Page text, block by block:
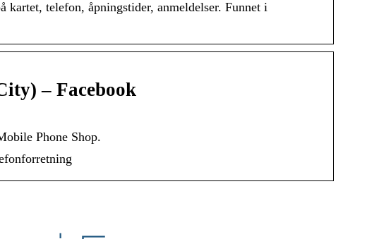
telefon, åpningstider, anmeldelser. Funnet i
– Facebook
Phone Shop.